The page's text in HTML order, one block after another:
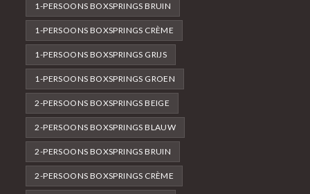
1-PERSOONS BOXSPRINGS BRUIN
1-PERSOONS BOXSPRINGS CRÈME
1-PERSOONS BOXSPRINGS GRIJS
1-PERSOONS BOXSPRINGS GROEN
2-PERSOONS BOXSPRINGS BEIGE
2-PERSOONS BOXSPRINGS BLAUW
2-PERSOONS BOXSPRINGS BRUIN
2-PERSOONS BOXSPRINGS CRÈME